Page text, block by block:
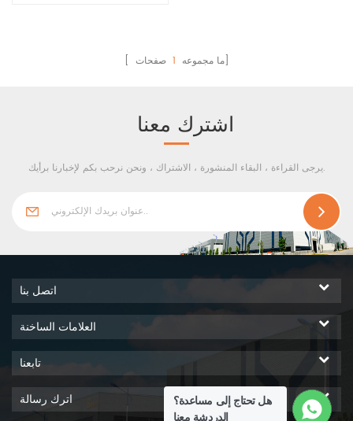
والاقتصاد والعملي، ويتم توصيل
التأثيرات السطحية لتلبية الخيال
[ ما مجموعه 1 صفحات]
اشترك معنا
يرجى القراءة ، البقاء المنشورة ، الاشتراك ، ونحن نرحب بكم لإخبارنا برأيك.
هل تحتاج إلى مساعدة؟
اتصل بنا
العلامات الساخنة
تابعنا
اترك رسالة